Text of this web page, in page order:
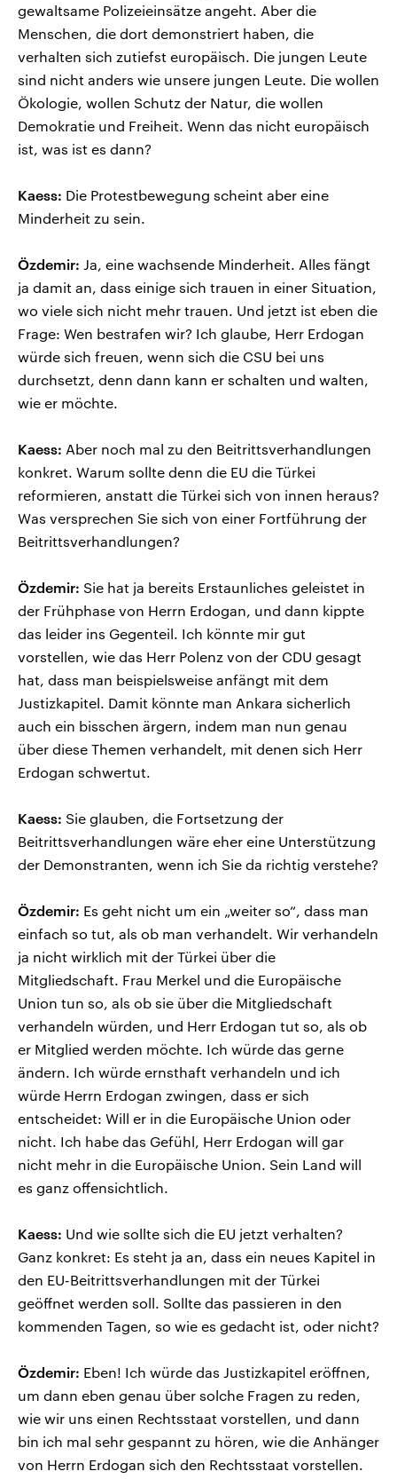
gewaltsame Polizeieinsätze angeht. Aber die
Menschen, die dort demonstriert haben, die
verhalten sich zutiefst europäisch. Die jungen Leute
sind nicht anders wie unsere jungen Leute. Die wollen
Ökologie, wollen Schutz der Natur, die wollen
Demokratie und Freiheit. Wenn das nicht europäisch
ist, was ist es dann?
Kaess: Die Protestbewegung scheint aber eine
Minderheit zu sein.
Özdemir: Ja, eine wachsende Minderheit. Alles fängt
ja damit an, dass einige sich trauen in einer Situation,
wo viele sich nicht mehr trauen. Und jetzt ist eben die
Frage: Wen bestrafen wir? Ich glaube, Herr Erdogan
würde sich freuen, wenn sich die CSU bei uns
durchsetzt, denn dann kann er schalten und walten,
wie er möchte.
Kaess: Aber noch mal zu den Beitrittsverhandlungen
konkret. Warum sollte denn die EU die Türkei
reformieren, anstatt die Türkei sich von innen heraus?
Was versprechen Sie sich von einer Fortführung der
Beitrittsverhandlungen?
Özdemir: Sie hat ja bereits Erstaunliches geleistet in
der Frühphase von Herrn Erdogan, und dann kippte
das leider ins Gegenteil. Ich könnte mir gut
vorstellen, wie das Herr Polenz von der CDU gesagt
hat, dass man beispielsweise anfängt mit dem
Justizkapitel. Damit könnte man Ankara sicherlich
auch ein bisschen ärgern, indem man nun genau
über diese Themen verhandelt, mit denen sich Herr
Erdogan schwertut.
Kaess: Sie glauben, die Fortsetzung der
Beitrittsverhandlungen wäre eher eine Unterstützung
der Demonstranten, wenn ich Sie da richtig verstehe?
Özdemir: Es geht nicht um ein „weiter so“, dass man
einfach so tut, als ob man verhandelt. Wir verhandeln
ja nicht wirklich mit der Türkei über die
Mitgliedschaft. Frau Merkel und die Europäische
Union tun so, als ob sie über die Mitgliedschaft
verhandeln würden, und Herr Erdogan tut so, als ob
er Mitglied werden möchte. Ich würde das gerne
ändern. Ich würde ernsthaft verhandeln und ich
würde Herrn Erdogan zwingen, dass er sich
entscheidet: Will er in die Europäische Union oder
nicht. Ich habe das Gefühl, Herr Erdogan will gar
nicht mehr in die Europäische Union. Sein Land will
es ganz offensichtlich.
Kaess: Und wie sollte sich die EU jetzt verhalten?
Ganz konkret: Es steht ja an, dass ein neues Kapitel in
den EU-Beitrittsverhandlungen mit der Türkei
geöffnet werden soll. Sollte das passieren in den
kommenden Tagen, so wie es gedacht ist, oder nicht?
Özdemir: Eben! Ich würde das Justizkapitel eröffnen,
um dann eben genau über solche Fragen zu reden,
wie wir uns einen Rechtsstaat vorstellen, und dann
bin ich mal sehr gespannt zu hören, wie die Anhänger
von Herrn Erdogan sich den Rechtsstaat vorstellen.